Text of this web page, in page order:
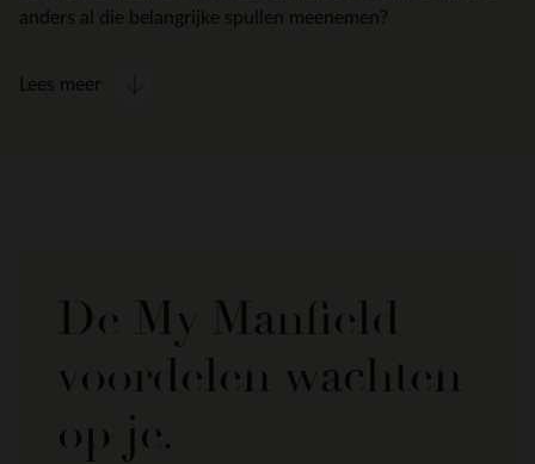
anders al die belangrijke spullen meenemen?
Lees meer
De My Manfield
voordelen wachten
op je.